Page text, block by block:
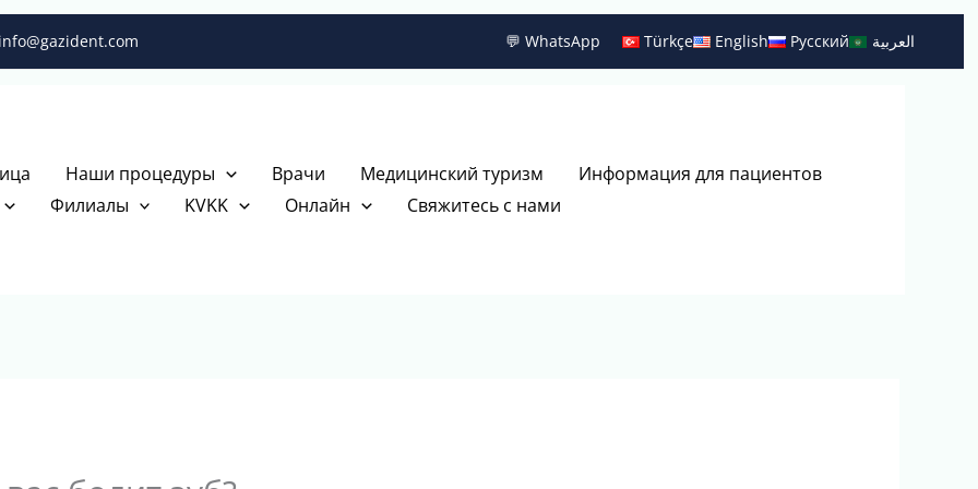
💬 WhatsApp Türkçe English Русский العربية
Наши процедуры Врачи Медицинский туризм
Информация для пациентов
Филиалы KVKK Онлайн Свяжитесь с нами